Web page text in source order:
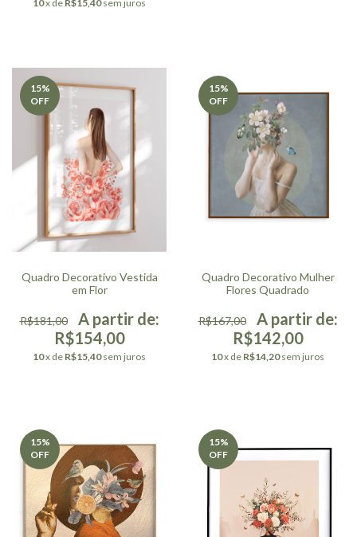
10x de R$15,40 sem juros
15%
OFF
Quadro Decorativo Vestida
em Flor
R$181,00
R$154,00
10x de R$15,40 sem juros
15%
OFF
Quadro Decorativo Mulher
Flores Quadrado
R$167,00
R$142,00
10x de R$14,20 sem juros
15%
OFF
15%
OFF